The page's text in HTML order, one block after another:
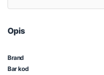
Opis
Brand
Bar kod